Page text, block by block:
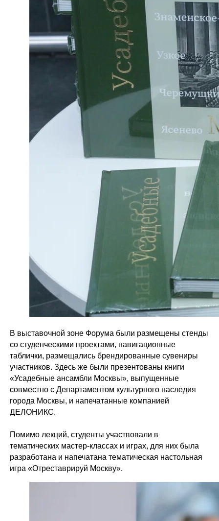
В выставочной зоне Форума были размещены стенды
со студенческими проектами, навигационные
таблички, размещались брендированные сувениры
участников. Здесь же были презентованы книги
«Усадебные ансамбли Москвы», выпущенные
совместно с Департаментом культурного наследия
города Москвы, и напечатанные компанией
ДЕЛОНИКС.
Помимо лекций, студенты участвовали в
тематических мастер-классах и играх, для них была
разработана и напечатана тематическая настольная
игра «Отреставрируй Москву».